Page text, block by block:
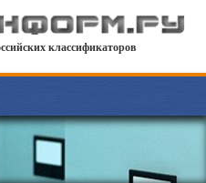
классификаторов